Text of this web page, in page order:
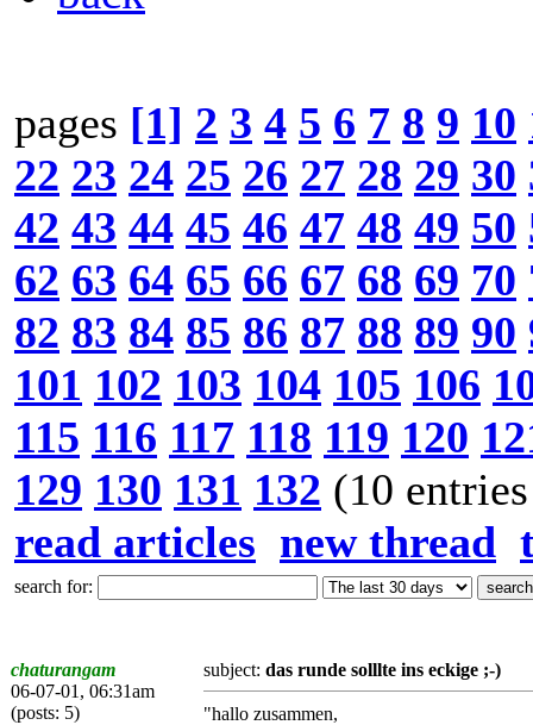
pages [1] 2 3 4 5 6 7 8 9 10
22 23 24 25 26 27 28 29 30
42 43 44 45 46 47 48 49 50
62 63 64 65 66 67 68 69 70
82 83 84 85 86 87 88 89 90
101 102 103 104 105 106
115 116 117 118 119 120
129 130 131 132 (10
read articles new thread
search for:
chaturangam
06-07-01, 06:31am
(posts: 5)
subject: das runde solllte ins eckige ;-)
"hallo zusammen,